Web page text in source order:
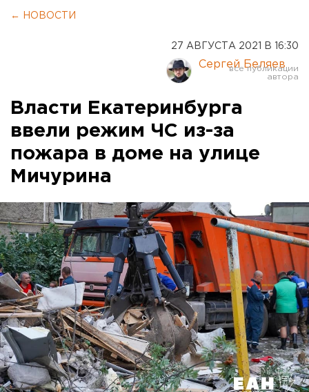
← НОВОСТИ
27 АВГУСТА 2021 В 16:30
Сергей Беляев
Власти Екатеринбурга
ввели режим ЧС из-за
пожара в доме на улице
Мичурина